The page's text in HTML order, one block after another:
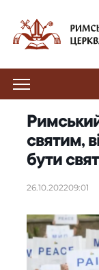
святим,
бути
26.10.202209:01